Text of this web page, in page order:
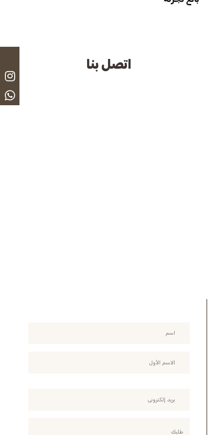
اتصل بنا